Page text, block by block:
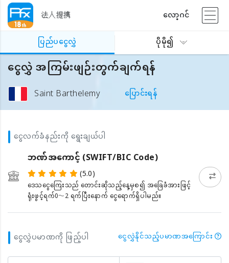
法人提携
လော့ဂင်
ပြည်ပငွေလွှဲ
ပိုမို၍
ငွေလွှဲ အကြမ်းဖျဉ်းတွက်ချက်ရန်
Saint Barthelemy ပြောင်းရန်
ငွေလက်ခံနည်းကို ရွေးချယ်ပါ
ဘဏ်အကောင့် (SWIFT/BIC Code)
(5.0)
ဒေသငွေကြေးသည် တောင်းဆိုသည့်နေ့မှစ၍ အခြေခံအားဖြင့်
ရုံးဖွင့်ရက်0〜2 ရက်ပြီးနောက် ငွေရောက်ရှိပါမည်။
ငွေလွှဲပမာဏကို ဖြည့်ပါ ငွေလွှဲနိုင်သည့်ပမာဏအကြောင်း